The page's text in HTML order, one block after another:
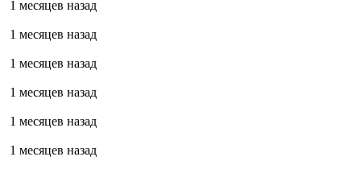
1 месяцев назад
1 месяцев назад
1 месяцев назад
1 месяцев назад
1 месяцев назад
1 месяцев назад